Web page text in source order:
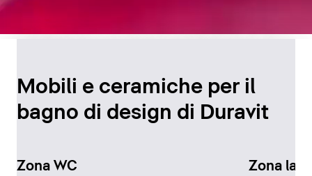
il bagno
Scopri di più
Mobili e ceramiche per il
bagno di design di Duravit
Zona WC Zona